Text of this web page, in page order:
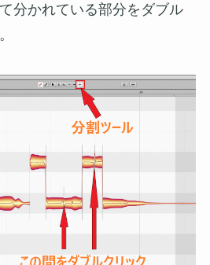
分かれている部分をダブル